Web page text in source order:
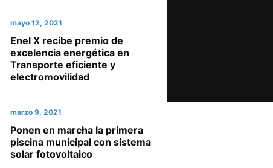
mayo 12, 2021
Enel X recibe premio de
excelencia energética en
Transporte eficiente y
electromovilidad
marzo 9, 2021
Ponen en marcha la primera
piscina municipal con sistema
solar fotovoltaico